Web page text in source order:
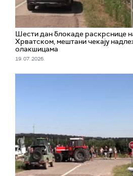
Шести дан блокаде раскрснице
Хрватском, мештани чекају
олакшицама
19. 07. 2026.